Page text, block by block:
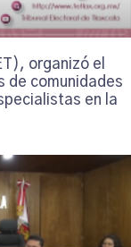
organizó el
de comunidades
en la